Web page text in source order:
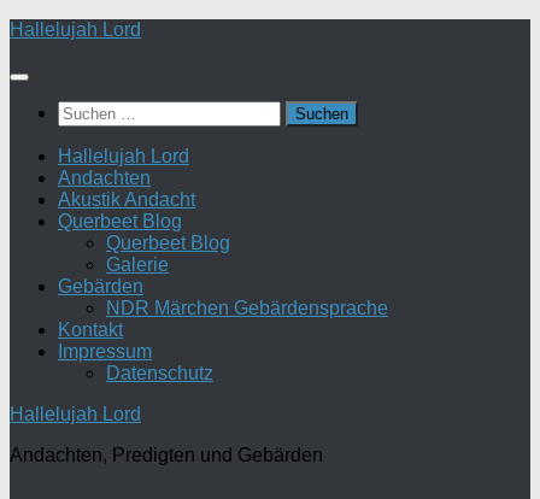
Zum
springen
Hallelujah Lord
Suchen
nach:
Hallelujah Lord
Andachten
Akustik Andacht
Querbeet Blog
Querbeet Blog
Galerie
Gebärden
NDR Märchen Gebärdensprache
Kontakt
Impressum
Datenschutz
Hallelujah Lord
Andachten, Predigten und Gebärden